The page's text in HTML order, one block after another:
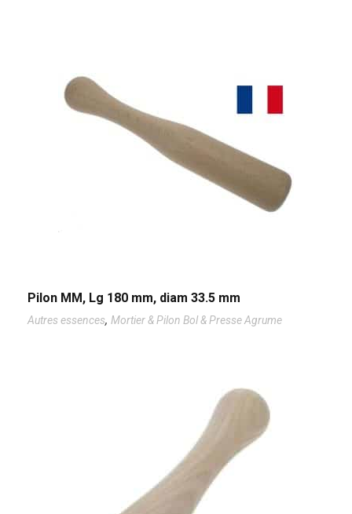
Pilon MM, Lg 180 mm, diam 33.5 mm
Autres essences, Mortier & Pilon Bol & Presse Agrume